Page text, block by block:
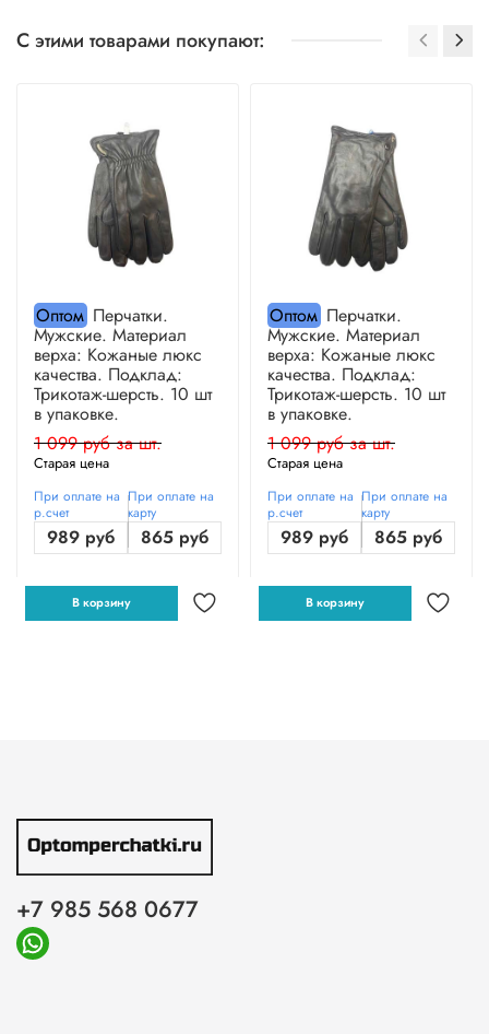
С этими товарами покупают:
ОптомПерчатки.
Мужские. Материал
верха: Кожаные люкс
качества. Подклад:
Трикотаж-шерсть. 10 шт
в упаковке.
1 099 руб за шт.
Старая цена
При оплате на
р.счет
989 руб
При оплате на
карту
865 руб
В корзину
ОптомПерчатки.
Мужские. Материал
верха: Кожаные люкс
качества. Подклад:
Трикотаж-шерсть. 10 шт
в упаковке.
1 099 руб за шт.
Старая цена
При оплате на
р.счет
989 руб
При оплате на
карту
865 руб
В корзину
+7 985 568 0677